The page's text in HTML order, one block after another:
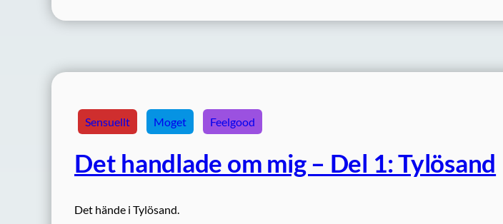
Sensuellt Moget Feelgood
Det handlade om mig – Del 1: Tylösand
Det hände i Tylösand.